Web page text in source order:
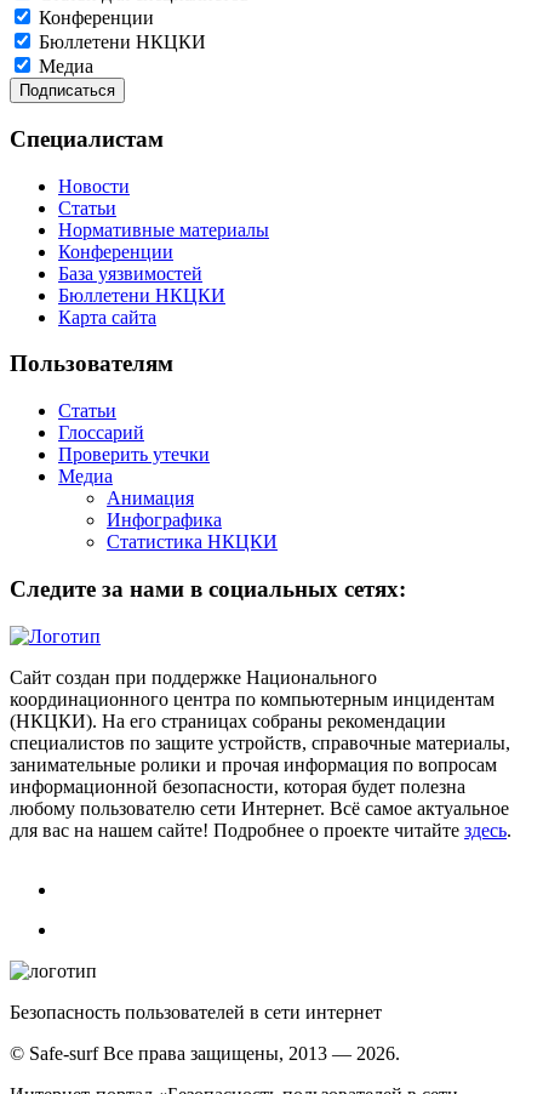
Конференции
Бюллетени НКЦКИ
Медиа
Специалистам
Новости
Статьи
Нормативные материалы
Конференции
База уязвимостей
Бюллетени НКЦКИ
Карта сайта
Пользователям
Статьи
Глоссарий
Проверить утечки
Медиа
Анимация
Инфографика
Статистика НКЦКИ
Следите за нами в социальных сетях:
Сайт создан при поддержке Национального
координационного центра по компьютерным инцидентам
(НКЦКИ). На его страницах собраны рекомендации
специалистов по защите устройств, справочные материалы,
занимательные ролики и прочая информация по вопросам
информационной безопасности, которая будет полезна
любому пользователю сети Интернет. Всё самое актуальное
для вас на нашем сайте! Подробнее о проекте читайте здесь.
Безопасность пользователей в сети интернет
© Safe-surf Все права защищены, 2013 — 2026.